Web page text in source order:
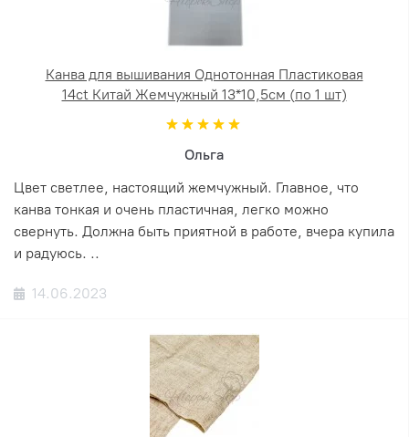
Канва для вышивания Однотонная Пластиковая
14ct Китай Жемчужный 13*10,5см (по 1 шт)
Ольга
Цвет светлее, настоящий жемчужный. Главное, что
канва тонкая и очень пластичная, легко можно
свернуть. Должна быть приятной в работе, вчера купила
и радуюсь. ..
14.06.2023